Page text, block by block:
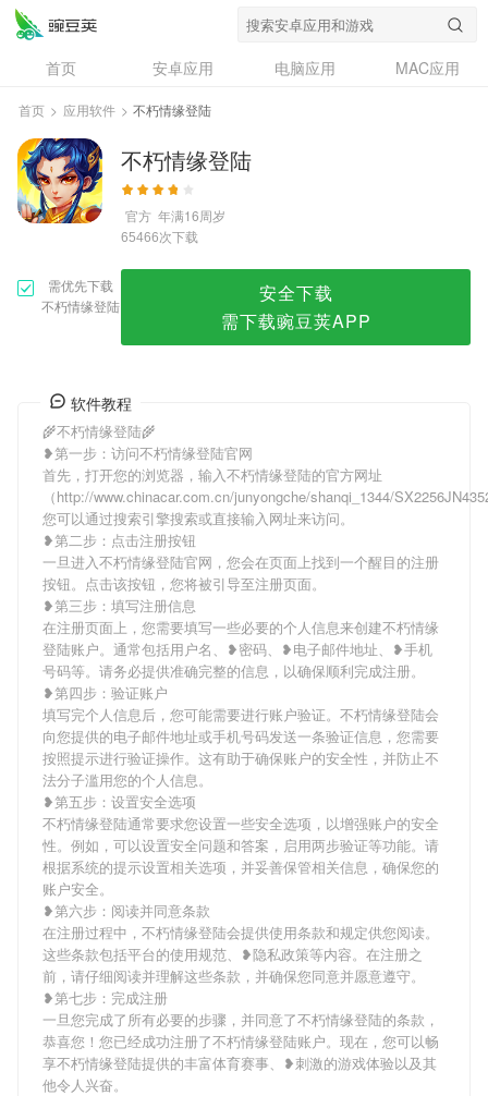
首页 安卓应用 电脑应用
MAC应用
资讯
专题
问答
首页 > 应用软件 > 不朽情缘登陆
不朽情缘登陆
官方 年满16周岁
65466次下载
需优先下载
不朽情缘登陆
安全下载
需下载豌豆荚APP
软件教程
🌾不朽情缘登陆🌾
❥第一步：访问不朽情缘登陆官网
首先，打开您的浏览器，输入不朽情缘登陆的官方网址
（http://www.chinacar.com.cn/junyongche/shanqi_1344/
您可以通过搜索引擎搜索或直接输入网址来访问。
❥第二步：点击注册按钮
一旦进入不朽情缘登陆官网，您会在页面上找到一个醒目的注册
按钮。点击该按钮，您将被引导至注册页面。
❥第三步：填写注册信息
在注册页面上，您需要填写一些必要的个人信息来创建不朽情缘
登陆账户。通常包括用户名、❥密码、❥电子邮件地址、❥手机
号码等。请务必提供准确完整的信息，以确保顺利完成注册。
❥第四步：验证账户
填写完个人信息后，您可能需要进行账户验证。不朽情缘登陆会
向您提供的电子邮件地址或手机号码发送一条验证信息，您需要
按照提示进行验证操作。这有助于确保账户的安全性，并防止不
法分子滥用您的个人信息。
❥第五步：设置安全选项
不朽情缘登陆通常要求您设置一些安全选项，以增强账户的安全
性。例如，可以设置安全问题和答案，启用两步验证等功能。请
根据系统的提示设置相关选项，并妥善保管相关信息，确保您的
账户安全。
❥第六步：阅读并同意条款
在注册过程中，不朽情缘登陆会提供使用条款和规定供您阅读。
这些条款包括平台的使用规范、❥隐私政策等内容。在注册之
前，请仔细阅读并理解这些条款，并确保您同意并愿意遵守。
❥第七步：完成注册
一旦您完成了所有必要的步骤，并同意了不朽情缘登陆的条款，
恭喜您！您已经成功注册了不朽情缘登陆账户。现在，您可以畅
享不朽情缘登陆提供的丰富体育赛事、❥刺激的游戏体验以及其
他令人兴奋。